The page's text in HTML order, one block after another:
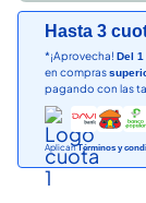
aceite
queso
pollo
carne
Hasta 3
*¡Aprovecha! Del
en compras
pagando con las
AplicanTérminos y